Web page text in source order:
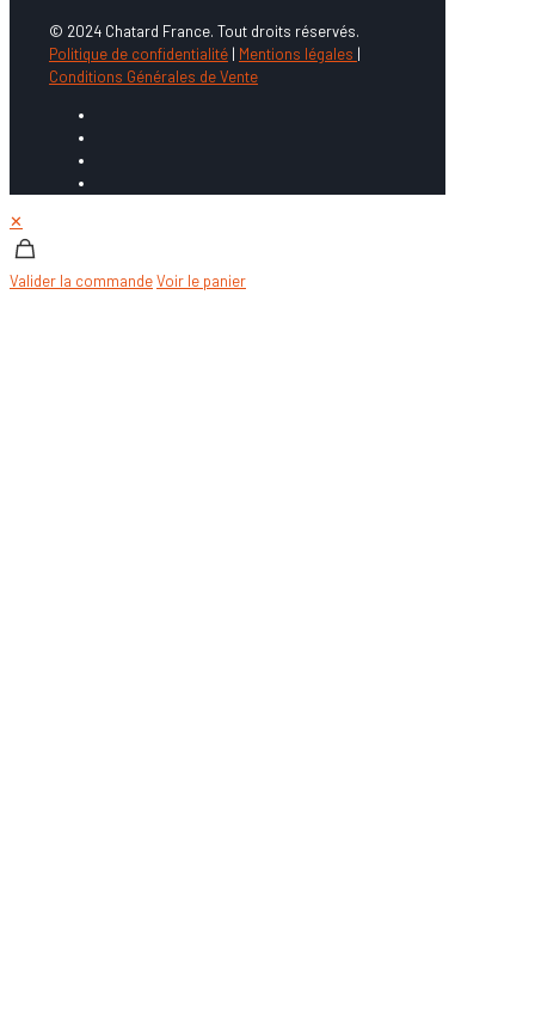
© 2024 Chatard France. Tout droits réservés.
Politique de confidentialité | Mentions légales |
Conditions Générales de Vente
✕
Valider la commandeVoir le panier